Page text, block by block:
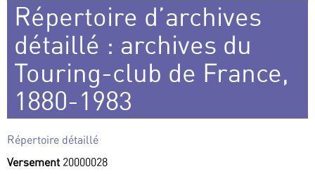
Répertoire d’archives
détaillé : archives du
Touring-club de France,
1880-1983
Répertoire détaillé
Versement 20000028